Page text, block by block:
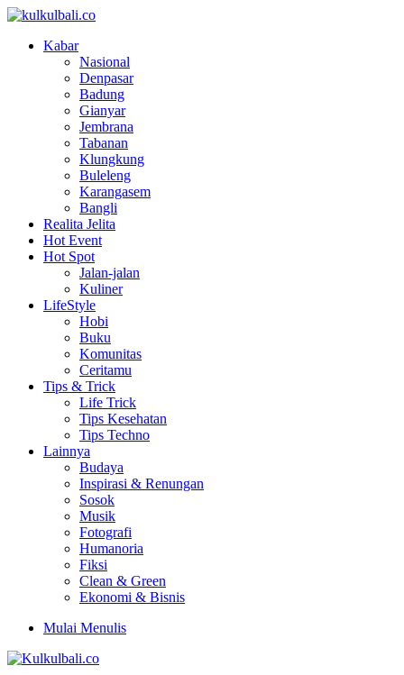
Kabar
Nasional
Denpasar
Badung
Gianyar
Jembrana
Tabanan
Klungkung
Buleleng
Karangasem
Bangli
Realita Jelita
Hot Event
Hot Spot
Jalan-jalan
Kuliner
LifeStyle
Hobi
Buku
Komunitas
Ceritamu
Tips & Trick
Life Trick
Tips Kesehatan
Tips Techno
Lainnya
Budaya
Inspirasi & Renungan
Sosok
Musik
Fotografi
Humanoria
Fiksi
Clean & Green
Ekonomi & Bisnis
Mulai Menulis